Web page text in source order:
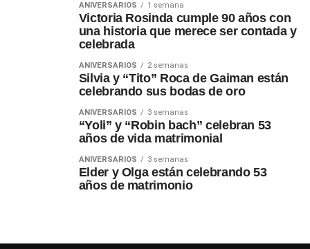
ANIVERSARIOS 1 semana
Victoria Rosinda cumple 90 años con
una historia que merece ser contada y
celebrada
ANIVERSARIOS 2 semanas
Silvia y “Tito” Roca de Gaiman están
celebrando sus bodas de oro
ANIVERSARIOS 3 semanas
“Yoli” y “Robin bach” celebran 53
años de vida matrimonial
ANIVERSARIOS 3 semanas
Elder y Olga están celebrando 53
años de matrimonio